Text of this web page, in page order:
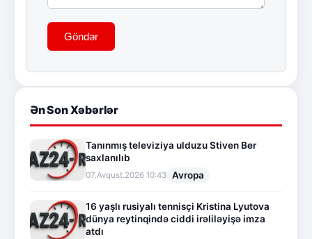
Göndər
Ən Son Xəbərlər
Tanınmış televiziya ulduzu Stiven Ber
saxlanılıb
07.Avqust.2026 10:43 Avropa
16 yaşlı rusiyalı tennisçi Kristina Lyutova
dünya reytinqində ciddi irəliləyişə imza
atdı